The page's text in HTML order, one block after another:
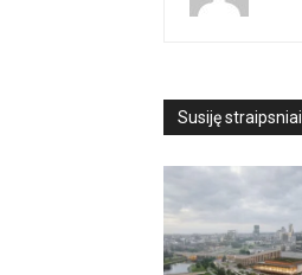
Susiję straipsniai